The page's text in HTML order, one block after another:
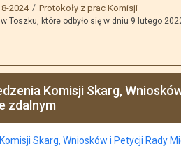
2024 Protokoły z prac Komisji
które odbyło się w dniu 9 lutego
Komisji Skarg,
zdalnym
Skarg, Wniosków i Petycji Rady